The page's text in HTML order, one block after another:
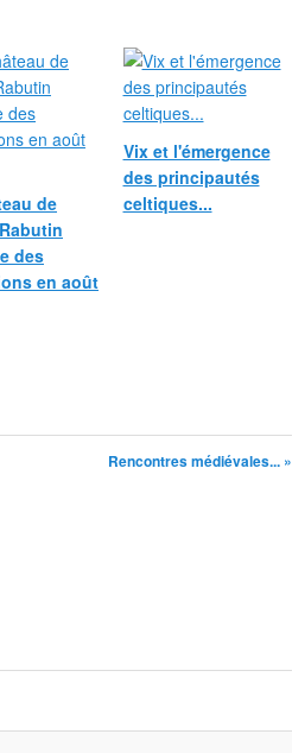
de
des
en août
Vix et l'émergence
des principautés
celtiques...
Rencontres médiévales... »